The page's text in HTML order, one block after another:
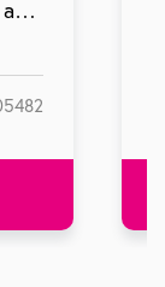
2 LOCAUX professionnel en RDC avec cave et points d'eau